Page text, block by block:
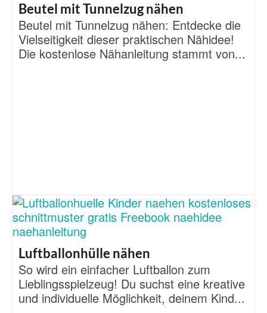
Beutel mit Tunnelzug nähen
Beutel mit Tunnelzug nähen: Entdecke die
Vielseitigkeit dieser praktischen Nähidee!
Die kostenlose Nähanleitung stammt von...
Luftballonhülle nähen
So wird ein einfacher Luftballon zum
Lieblingsspielzeug! Du suchst eine kreative
und individuelle Möglichkeit, deinem Kind...